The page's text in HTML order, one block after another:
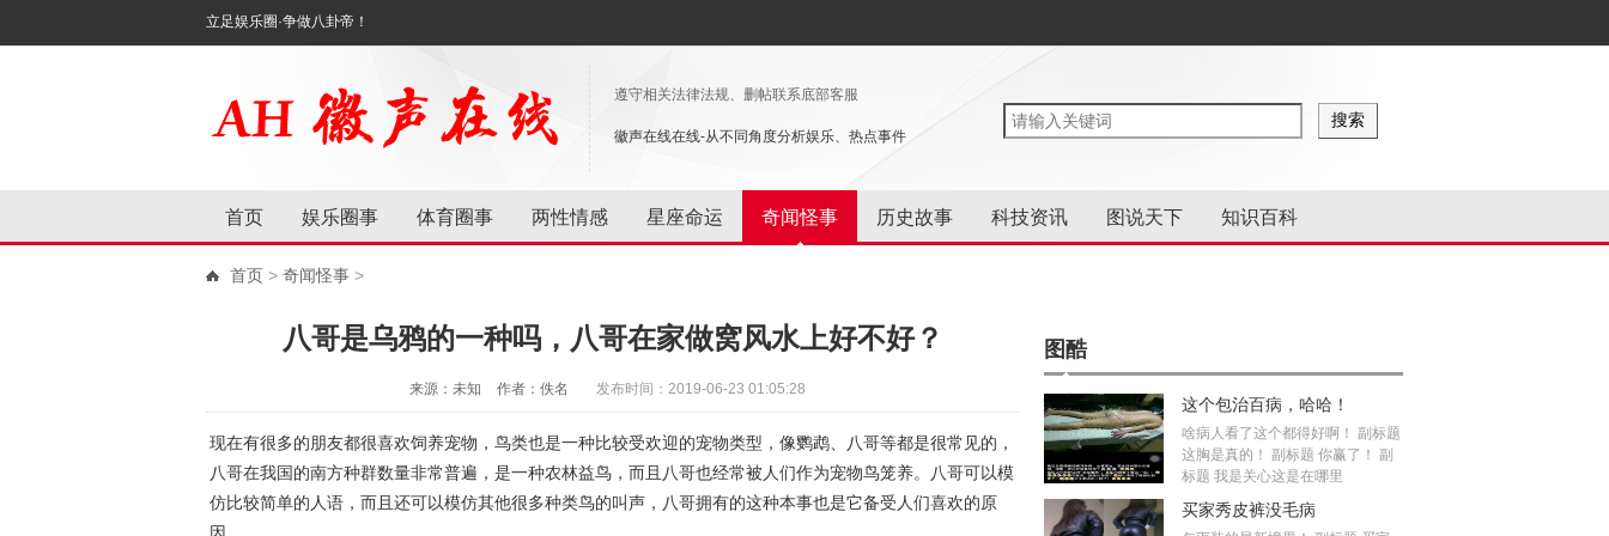
立足娱乐圈·争做八卦帝！
遵守相关法律法规、删帖联系底部客服
徽声在线在线-从不同角度分析娱乐、热点事件
首页 娱乐圈事 体育圈事 两性情感 星座命运 奇闻怪事 历史故事 科技资讯 图说天下 知识百科
首页 > 奇闻怪事 >
八哥是乌鸦的一种吗，八哥在家做窝风水上好不好？
来源：未知 作者：佚名 发布时间：2019-06-23 01:05:28
现在有很多的朋友都很喜欢饲养宠物，鸟类也是一种比较受欢迎的宠物类型，像鹦鹉、八哥等都是很常见的，
八哥在我国的南方种群数量非常普遍，是一种农林益鸟，而且八哥也经常被人们作为宠物鸟笼养。八哥可以模
仿比较简单的人语，而且还可以模仿其他很多种类鸟的叫声，八哥拥有的这种本事也是它备受人们喜欢的原
图酷
这个包治百病，哈哈！
啥病人看了这个都得好啊！ 副标题
这胸是真的！ 副标题 你赢了！ 副
标题 我是关心这是在哪里
买家秀皮裤没毛病